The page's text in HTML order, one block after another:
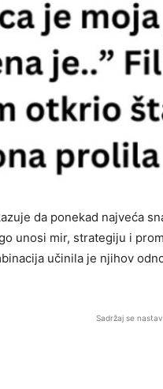
da ponekad najveća
unosi mir, strategiju i
učinila je njihov
Sadržaj se